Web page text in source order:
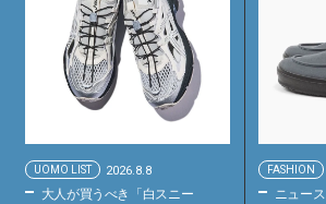
UOMO LIST 2026.8.8
大人が買うべき「白スニー
FASHION
ニュース